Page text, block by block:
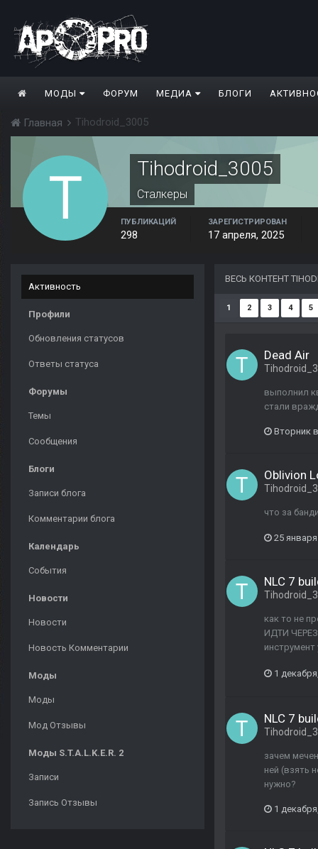
МОДЫ ФОРУМ МЕДИА БЛОГИ
Главная Tihodroid_3005
Tihodroid_3005
Сталкеры
ПУБЛИКАЦИЙ
298
ЗАРЕГИСТРИРОВАН
17 апреля, 2025
Активность
Профили
Обновления статусов
Ответы статуса
Форумы
Темы
Сообщения
Блоги
Записи блога
Комментарии блога
Календарь
События
Новости
Новости
Новость Комментарии
Моды
Моды
Мод Отзывы
Моды S.T.A.L.K.E.R. 2
Записи
Запись Отзывы
ВЕСЬ КОНТЕНТ
1 2 3 4 5
Dead Air
выполнил
стали
Вторник
Oblivion
что за
25 января
NLC 7
как то не
ИДТИ ЧЕРЕЗ
1
NLC 7
зачем
ней (взять
нужно?
1